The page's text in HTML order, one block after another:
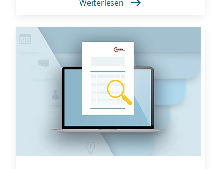
Weiterlesen